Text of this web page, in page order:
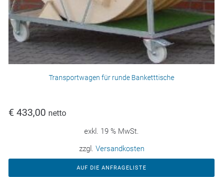
Transportwagen für runde Banketttische
€ 433,00 netto
exkl. 19 % MwSt.
zzgl. Versandkosten
AUF DIE ANFRAGELISTE